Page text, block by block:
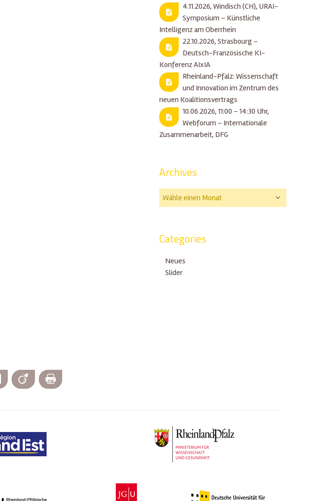
4.11.2026, Windisch (CH), URAI-
Symposium – Künstliche
Intelligenz am Oberrhein
22.10.2026, Strasbourg –
Deutsch-Französische KI-
Konferenz AIxIA
Rheinland-Pfalz: Wissenschaft
und Innovation im Zentrum des
neuen Koalitionsvertrags
10.06.2026, 11:00 – 14:30 Uhr,
Webforum – Internationale
Zusammenarbeit, DFG
Archives
Categories
Neues
Slider
LinkedIn Viadeo